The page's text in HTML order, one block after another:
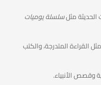
الحديثة مثلسلسلة يوميات
القراءة المتدرجة، والكتب
وقصص الأنبياء.